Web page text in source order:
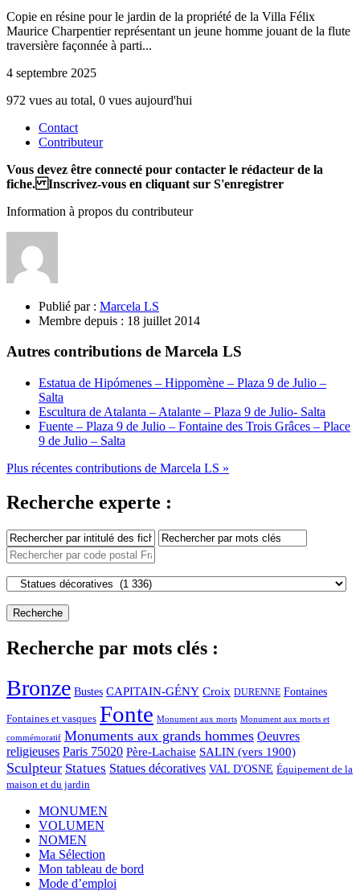
Copie en résine pour le jardin de la propriété de la Villa Félix
Maurice Charpentier représentant un jeune homme jouant de la flute
traversière façonnée à parti...
4 septembre 2025
972 vues au total, 0 vues aujourd'hui
Contact
Contributeur
Vous devez être connecté pour contacter le rédacteur de la
fiche. Inscrivez-vous en cliquant sur S'enregistrer
Information à propos du contributeur
Publié par : Marcela LS
Membre depuis : 18 juillet 2014
Autres contributions de Marcela LS
Estatua de Hipómenes – Hippomène – Plaza 9 de Julio –
Salta
Escultura de Atalanta – Atalante – Plaza 9 de Julio- Salta
Fuente – Plaza 9 de Julio – Fontaine des Trois Grâces – Place
9 de Julio – Salta
Plus récentes contributions de Marcela LS »
Recherche experte :
Recherche par mots clés :
Bronze Bustes CAPITAIN-GÉNY Croix DURENNE Fontaines
Fontaines et vasques Fonte Monument aux morts Monument aux morts et
commémoratif Monuments aux grands hommes Oeuvres
religieuses Paris 75020 Père-Lachaise SALIN (vers 1900)
Sculpteur Statues Statues décoratives VAL D'OSNE Équipement de la
maison et du jardin
MONUMEN
VOLUMEN
NOMEN
Ma Sélection
Mon tableau de bord
Mode d’emploi